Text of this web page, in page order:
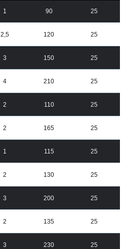
1 90 25
2,5 120 25
3 150 25
4 210 25
2 110 25
2 165 25
1 115 25
2 130 25
3 200 25
2 135 25
3 230 25